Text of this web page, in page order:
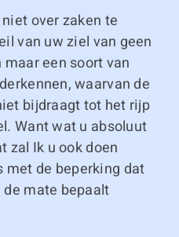
over zaken te
van uw ziel van geen
een soort van
waarvan de
bijdraagt tot het rijp
Want wat u absoluut
zal Ik u ook doen
met de beperking dat
mate bepaalt